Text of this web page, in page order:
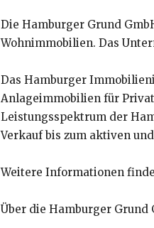
Die Hamburger Grund
Wohnimmobilien. Das
Das Hamburger
Anlageimmobilien für
Leistungsspektrum der
Verkauf bis zum aktiven
Weitere Informationen
Über die Hamburger Grund